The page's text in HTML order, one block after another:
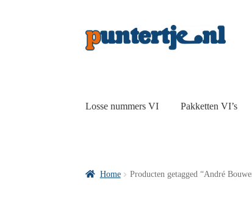
Losse nummers VI Pakketten VI’s
Home Producten getagged “André